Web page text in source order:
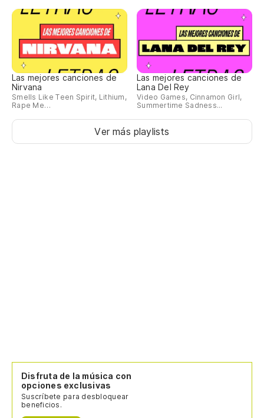
Las mejores canciones de
Nirvana
Smells Like Teen Spirit, Lithium,
Rape Me…
Las mejores canciones de
Lana Del Rey
Video Games, Cinnamon Girl,
Summertime Sadness...
Ver más playlists
Disfruta de la música con
opciones exclusivas
Suscríbete para desbloquear
beneficios.